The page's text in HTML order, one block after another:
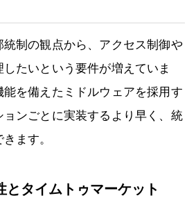
制の観点から、アクセス制御や
たいという要件が増えていま
を備えたミドルウェアを採用す
ンごとに実装するより早く、統
ます。
とタイムトゥマーケット